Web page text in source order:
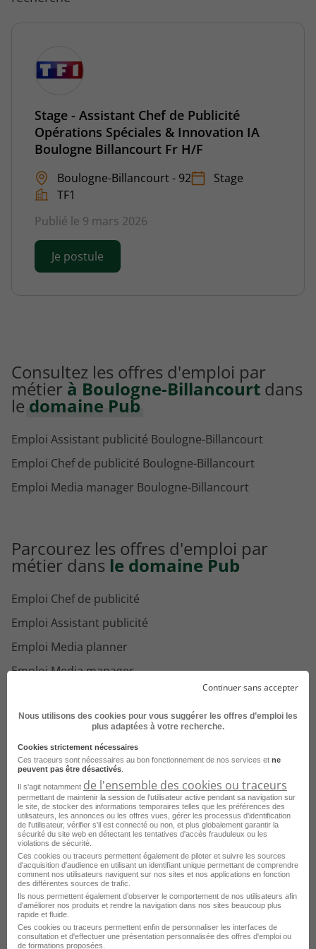
Stage - Assistant Chef de Publicité
Opérations Spéciales & Innovation IA
Boulogne Billancourt Fr H/F
Boulogne-Billancourt - 92
Stage
TF1
Publié le 9 mars 2026
Je postule
Consultez les offres d'emploi par
métier à Boulogne-Billancourt dans
le domaine Pub
Emploi Assistant publicité Boulogne-Billancourt
Emploi Chef de publicité Boulogne-Billancourt
Emploi Media manager Boulogne-Billancourt
Parcourez les offres d'emploi par
métier dans le domaine Pub
Emploi Chef de publicité
Emploi Assistant publicité
Emploi Media planner
Emploi Media manager
Emploi Planneur stratégique
Emploi Concepteur publicitaire
Voir toutes les offres du domaine Pub
Consultez les offres d'emploi dansle
domaine Pubdans d'autres villes
Emploi Pub Paris
Continuer sans accepter
Nous utilisons des cookies pour vous suggérer les offres d’emploi les
plus adaptées à votre recherche.
Cookies strictement nécessaires
Ces traceurs sont nécessaires au bon fonctionnement de nos services et ne
peuvent pas être désactivés
Il s'agit notamment de l'ensemble des cookies ou traceurs
permettant de maintenir la session de l'utilisateur active pendant sa navigation sur
le site, de stocker des informations temporaires telles que les préférences des
utilisateurs, les annonces ou les offres vues, gérer les processus d'identification
de l'utilisateur, vérifier s'il est connecté ou non, et plus globalement garantir la
sécurité du site web en détectant les tentatives d'accès frauduleux ou les
violations de sécurité.
Ces cookies ou traceurs permettent également de piloter et suivre les sources
d'acquisition d'audience en utilisant un identifiant unique permettant de comprendre
comment nos utilisateurs naviguent sur nos sites et nos applications en fonction
des différentes sources de trafic.
Ils nous permettent également d’observer le comportement de nos utilisateurs afin
d'améliorer nos produits et rendre la navigation dans nos sites beaucoup plus
rapide et fluide.
Ces cookies ou traceurs permettent enfin de personnaliser les interfaces de
consultation et d'effectuer une présentation personnalisée des offres d'emploi ou
de formations proposées.